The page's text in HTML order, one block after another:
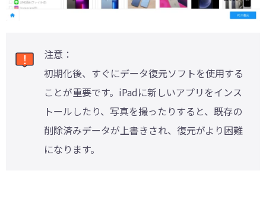
注意：
初期化後、すぐにデータ復元ソフトを使用する
ことが重要です。iPadに新しいアプリをインス
トールしたり、写真を撮ったりすると、既存の
削除済みデータが上書きされ、復元がより困難
になります。